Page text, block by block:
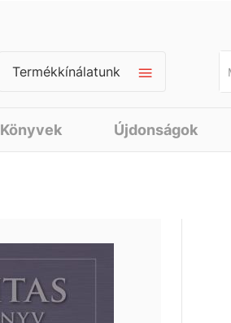
Termékkínálatunk
Könyvek Újdonságok